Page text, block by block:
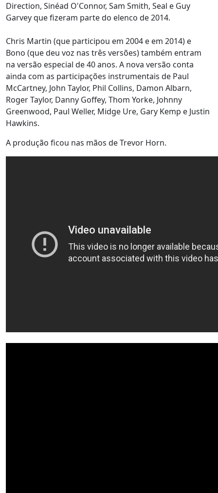
Direction, Sinéad O'Connor, Sam Smith, Seal e Guy
Garvey que fizeram parte do elenco de 2014.
Chris Martin (que participou em 2004 e em 2014) e
Bono (que deu voz nas três versões) também entram
na versão especial de 40 anos. A nova versão conta
ainda com as participações instrumentais de Paul
McCartney, John Taylor, Phil Collins, Damon Albarn,
Roger Taylor, Danny Goffey, Thom Yorke, Johnny
Greenwood, Paul Weller, Midge Ure, Gary Kemp e Justin
Hawkins.
A produção ficou nas mãos de Trevor Horn.